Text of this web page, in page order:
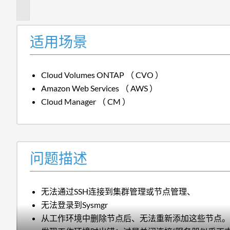
适用场景
Cloud Volumes ONTAP （ CVO ）
Amazon Web Services （ AWS ）
Cloud Manager （ CM ）
问题描述
无法通过SSH连接到集群管理或节点管理、
无法登录到Sysmgr
从工作环境中删除节点后、无法重新添加这些节点。